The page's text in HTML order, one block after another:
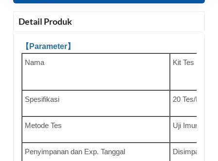
Detail Produk
【Parameter】
Nama
Kit Tes
Spesifikasi 20 Tes/Kotak
Metode Tes Uji
Penyimpanan dan Exp. Tanggal Disimpan